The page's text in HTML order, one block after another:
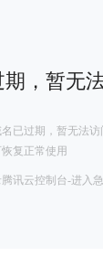
，暂无
已过期，暂无法
复正常使用
讯云控制台-进入